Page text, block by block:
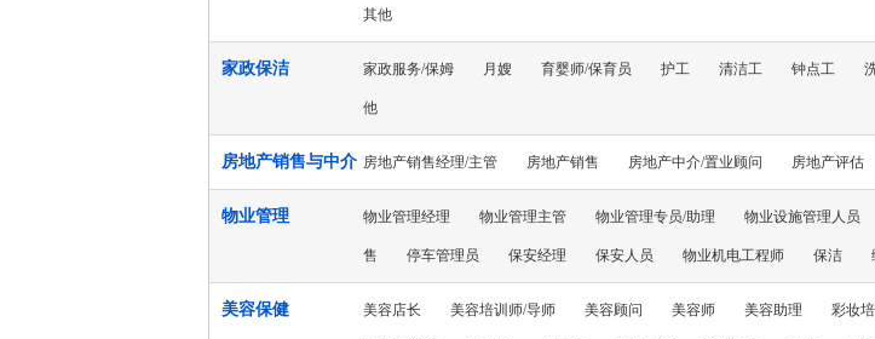
其他
家政保洁 家政服务/保姆 月嫂 育婴师/保育员 护工 清洁工 钟点工
他
房地产销售与中介 房地产销售经理/主管 房地产销售 房地产中介/置业顾问 房地产评估
物业管理 物业管理经理 物业管理主管 物业管理专员/助理 物业设施管理人员
售 停车管理员 保安经理 保安人员 物业机电工程师 保洁
美容保健 美容店长 美容培训师/导师 美容顾问 美容师 美容助理 彩妆